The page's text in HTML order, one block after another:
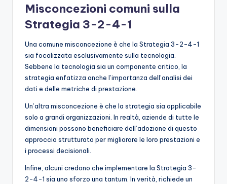
Misconcezioni comuni sulla
Strategia 3-2-4-1
Una comune misconcezione è che la Strategia 3-2-4-1
sia focalizzata esclusivamente sulla tecnologia.
Sebbene la tecnologia sia un componente critico, la
strategia enfatizza anche l’importanza dell’analisi dei
dati e delle metriche di prestazione.
Un’altra misconcezione è che la strategia sia applicabile
solo a grandi organizzazioni. In realtà, aziende di tutte le
dimensioni possono beneficiare dell’adozione di questo
approccio strutturato per migliorare le loro prestazioni e
i processi decisionali.
Infine, alcuni credono che implementare la Strategia 3-
2-4-1 sia uno sforzo una tantum. In verità, richiede un